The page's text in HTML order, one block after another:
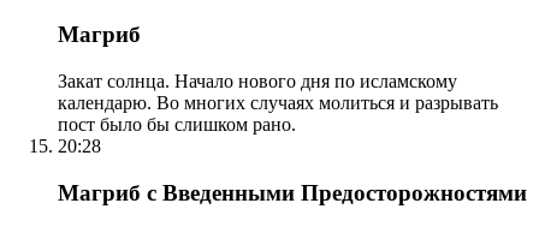
Магриб
Закат солнца. Начало нового дня по исламскому
календарю. Во многих случаях молиться и разрывать
пост было бы слишком рано.
20:28
Магриб с Введенными Предосторожностями